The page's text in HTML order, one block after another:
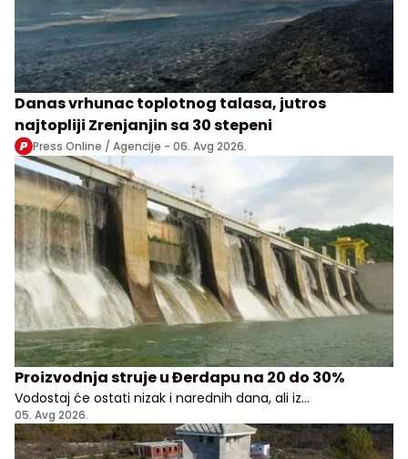
Danas vrhunac toplotnog talasa, jutros
najtopliji Zrenjanjin sa 30 stepeni
Press Online / Agencije - 06. Avg 2026.
Proizvodnja struje u Đerdapu na 20 do 30%
Vodostaj će ostati nizak i narednih dana, ali iz
Elektroprivrede Srbije uveravaju da građani i privreda
nemaju razloga za brigu
05. Avg 2026.